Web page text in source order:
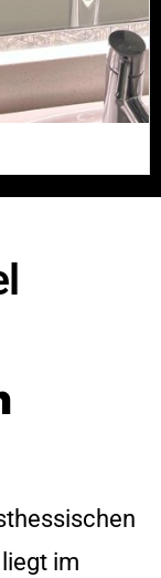
im